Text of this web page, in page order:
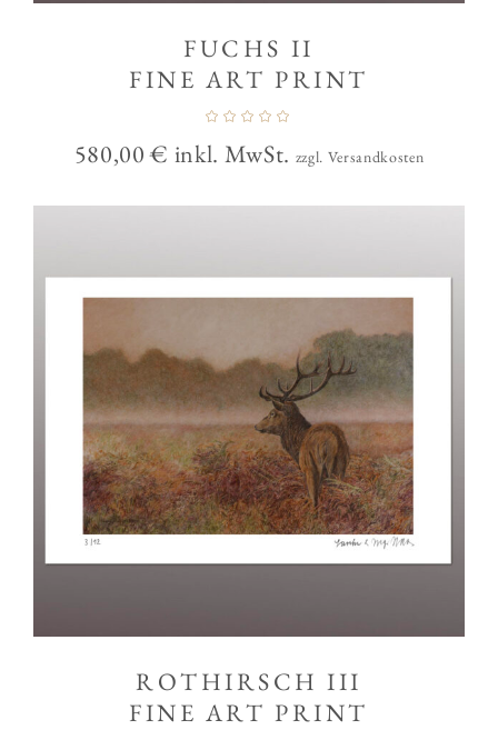
FUCHS II
FINE ART PRINT
580,00€ inkl. MwSt. zzgl. Versandkosten
ROTHIRSCH III
FINE ART PRINT